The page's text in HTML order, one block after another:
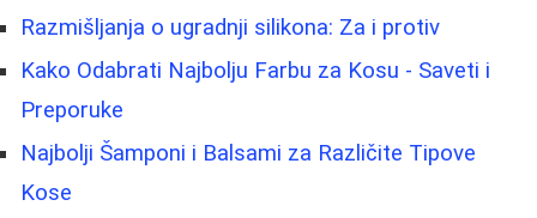
Razmišljanja o ugradnji silikona: Za i protiv
Kako Odabrati Najbolju Farbu za Kosu - Saveti i
Preporuke
Najbolji Šamponi i Balsami za Različite Tipove
Kose